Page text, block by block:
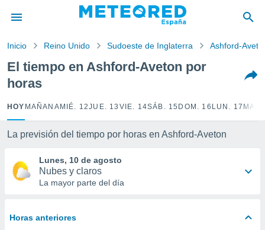
por
para
la
calidad.
a este
las
y
forma
basada
Inicio Reino Unido Sudoeste de Inglaterra Ashford-
El tiempo en Ashford-Aveton por
horas
HOY MAÑANA MIÉ. 12JUE. 13 VIE. 14SÁB. 15 DOM. 16 LUN. 17
La previsión del tiempo por horas en Ashford-Aveton
Lunes, 10 de agosto
Nubes y claros
La mayor parte del día
Horas anteriores